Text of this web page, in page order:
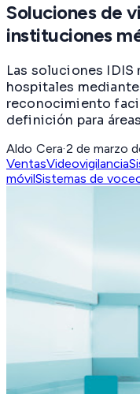
Soluciones de
instituciones
Las soluciones IDIS
hospitales
reconocimiento
definición para
Aldo Cera·2 de marzo
VentasVideovigilancia
móvilSistemas de